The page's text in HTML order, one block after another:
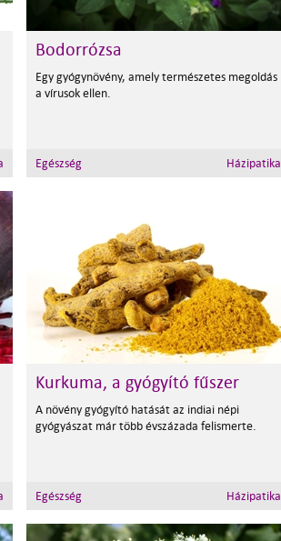
Bodorrózsa
Egy gyógynövény, amely természetes megoldás
a vírusok ellen.
Egészség Házipatika
Kurkuma, a gyógyító fűszer
A növény gyógyító hatását az indiai népi
gyógyászat már több évszázada felismerte.
Egészség Házipatika